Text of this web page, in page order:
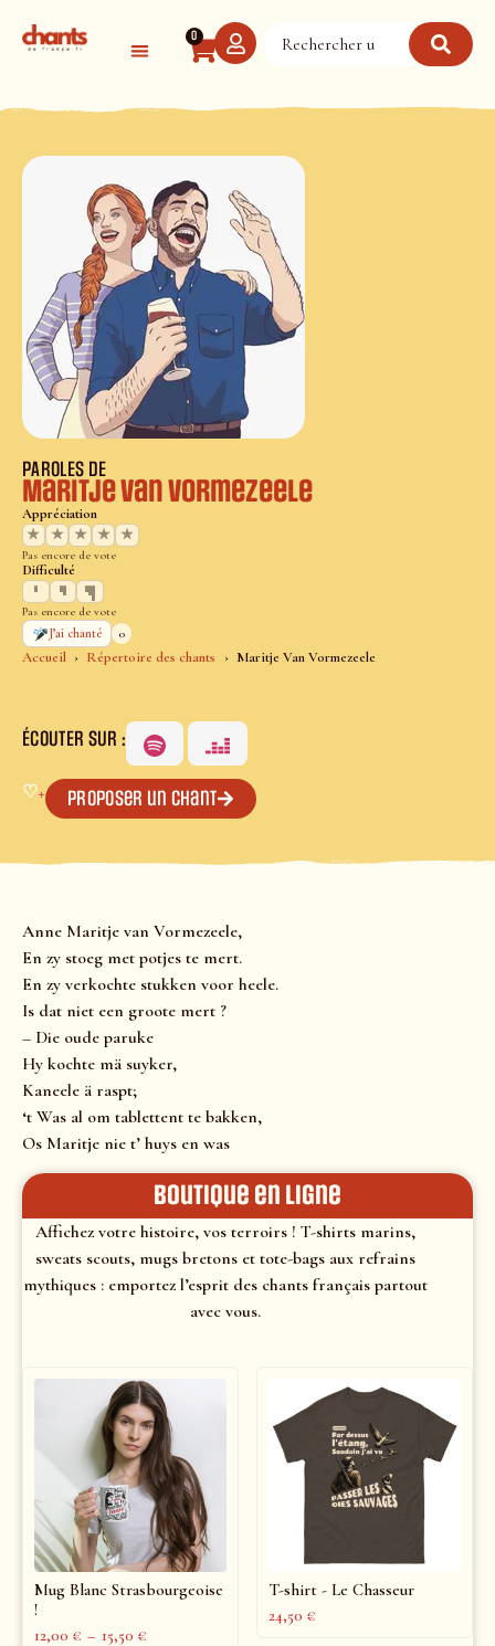
0
Accueil Répertoire des chants Maritje Van Vormezeele
PAROLES DE
Maritje Van Vormezeele
Appréciation
★
★ ★ ★ ★
Pas encore de vote
Difficulté
Pas encore de vote
J’ai chanté
0
ÉCOUTER SUR :
♡+ Proposer un chant
Anne Maritje van Vormezeele,
En zy stoeg met potjes te mert.
En zy verkochte stukken voor heele.
Is dat niet een groote mert ?
– Die oude paruke
Hy kochte mä suyker,
Kaneele ä raspt;
‘t Was al om tablettent te bakken,
Os Maritje nie t’ huys en was
Boutique en ligne
Affichez votre histoire, vos terroirs ! T-shirts marins,
sweats scouts, mugs bretons et tote-bags aux refrains
mythiques : emportez l’esprit des chants français partout
avec vous.
Mug Blanc Strasbourgeoise
!
12,00 € – 15,50 €
T-shirt - Le Chasseur
24,50 €